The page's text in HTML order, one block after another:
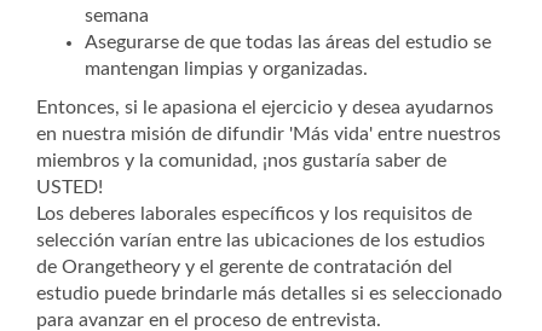
semana
Asegurarse de que todas las áreas del estudio se
mantengan limpias y organizadas.
Entonces, si le apasiona el ejercicio y desea ayudarnos
en nuestra misión de difundir 'Más vida' entre nuestros
miembros y la comunidad, ¡nos gustaría saber de
USTED!
Los deberes laborales específicos y los requisitos de
selección varían entre las ubicaciones de los estudios
de Orangetheory y el gerente de contratación del
estudio puede brindarle más detalles si es seleccionado
para avanzar en el proceso de entrevista.